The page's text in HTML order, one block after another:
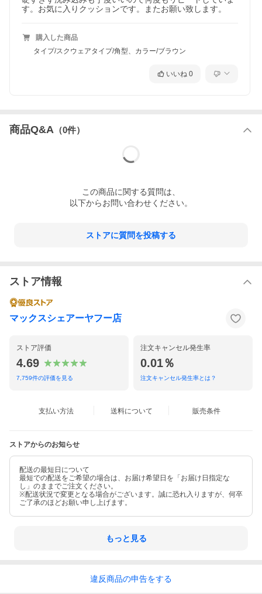
す。お気に入りクッションです。またお願い致します。
購入した商品
タイプ/スクウェアタイプ/角型、カラー/ブラウン
いいね 0
商品Q&A （0件）
この商品に関する質問は、
以下からお問い合わせください。
ストアに質問を投稿する
ストア情報
マックスシェアーヤフー店
ストア評価
4.69
7,759件の評価を見る
注文キャンセル発生率
0.01％
注文キャンセル発生率とは？
支払い方法 送料について 販売条件
ストアからのお知らせ
配送の最短日について
最短での配送をご希望の場合は、お届け希望日を「お届け日指定な
し」のままでご注文ください。
※配送状況で変更となる場合がございます。誠に恐れ入りますが、何卒
ご了承のほどお願い申し上げます。
もっと見る
違反商品の申告をする